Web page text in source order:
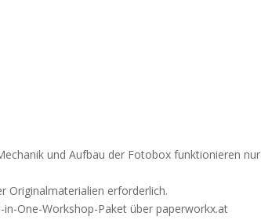
und Aufbau der Fotobox funktionieren nur
Originalmaterialien erforderlich.
One-Workshop-Paket über paperworkx.at